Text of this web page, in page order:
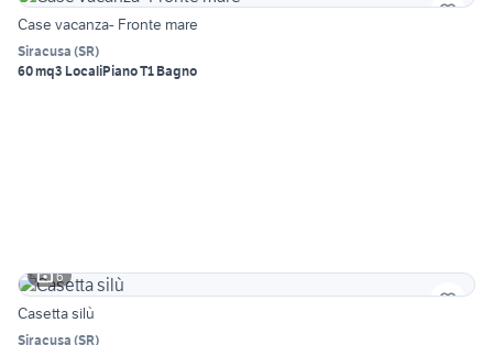
Case vacanza- Fronte mare
Siracusa (SR)
60 mq3 LocaliPiano T1 Bagno
6
Casetta silù
Siracusa (SR)